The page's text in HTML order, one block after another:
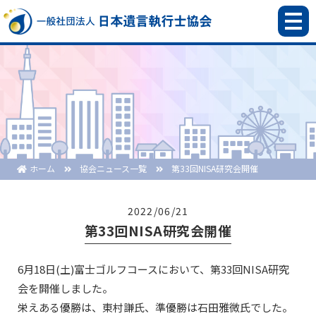
ホーム 協会ニュース一覧 第33回NISA研究会開催
2022/06/21
第33回NISA研究会開催
6月18日(土)富士ゴルフコースにおいて、第33回NISA研究
会を開催しました。
栄えある優勝は、東村謙氏、準優勝は石田雅微氏でした。